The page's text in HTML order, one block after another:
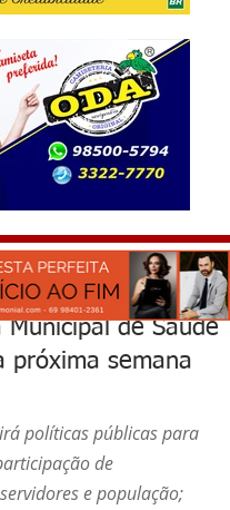
Municipal de Saúde
próxima semana
políticas públicas para
de
e população;